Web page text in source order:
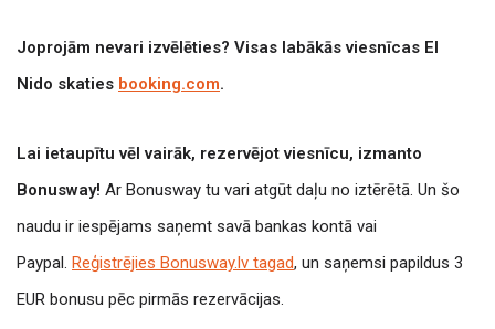
Joprojām nevari izvēlēties? Visas labākās viesnīcas El
Nido skaties booking.com.
Lai ietaupītu vēl vairāk, rezervējot viesnīcu, izmanto
Bonusway! Ar Bonusway tu vari atgūt daļu no iztērētā. Un šo
naudu ir iespējams saņemt savā bankas kontā vai
Paypal. Reģistrējies Bonusway.lv tagad, un saņemsi papildus 3
EUR bonusu pēc pirmās rezervācijas.